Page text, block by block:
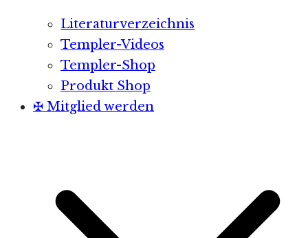
Literaturverzeichnis
Templer-Videos
Templer-Shop
Produkt Shop
✠ Mitglied werden